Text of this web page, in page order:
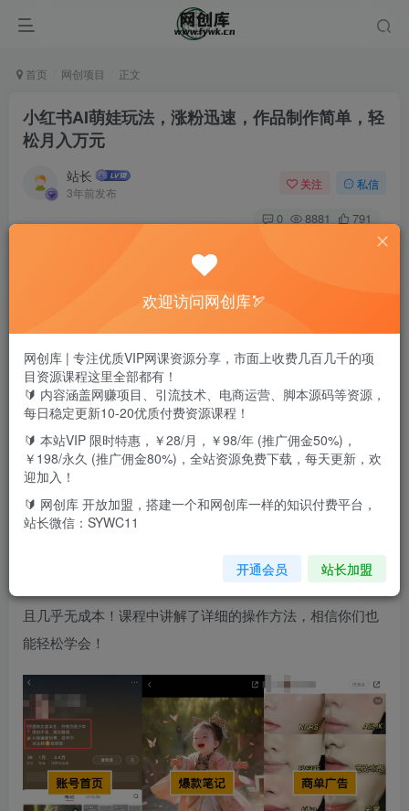
首页 网创项目 正文
小红书AI萌娃玩法，涨粉迅速，作品制作简单，轻
松月入万元
站长
3年前发布
关注 私信
0 8881 791
今天给大家带来一个《小红书AI萌娃玩法，涨粉迅速，作品
制作简单，轻松月入万元》项目。在各个内容平台，萌娃都
是流量密码，天真可爱，治愈情绪。小红书女性用户占
70%，萌娃内容的受众群体庞大。作品制作也是非常的简
单，只需要通过Ai绘图软件输入咒语图生图一键制作，几分
钟一个作品，小白，无基础的宝妈也能轻松掌握，流量非常
大，涨粉非常快！矩阵操作几个号，月入万元非常轻松，而
且几乎无成本！课程中讲解了详细的操作方法，相信你们也
能轻松学会！
欢迎访问网创库🏹
网创库 | 专注优质VIP网课资源分享，市面上收费几百几千的项
目资源课程这里全部都有！
🔰 内容涵盖网赚项目、引流技术、电商运营、脚本源码等资源，
每日稳定更新10-20优质付费资源课程！
🔰 本站VIP 限时特惠，￥28/月，￥98/年 (推广佣金50%)，
￥198/永久 (推广佣金80%)，全站资源免费下载，每天更新，欢
迎加入！
🔰 网创库 开放加盟，搭建一个和网创库一样的知识付费平台，
站长微信：SYWC11
开通会员 站长加盟